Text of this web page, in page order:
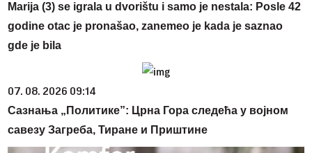
Marija (3) se igrala u dvorištu i samo je nestala: Posle 42
godine otac je pronašao, zanemeo je kada je saznao
gde je bila
07. 08. 2026 09:14
Сазнања „Политике”: Црна Гора следећа у војном
савезу Загреба, Тиране и Приштине